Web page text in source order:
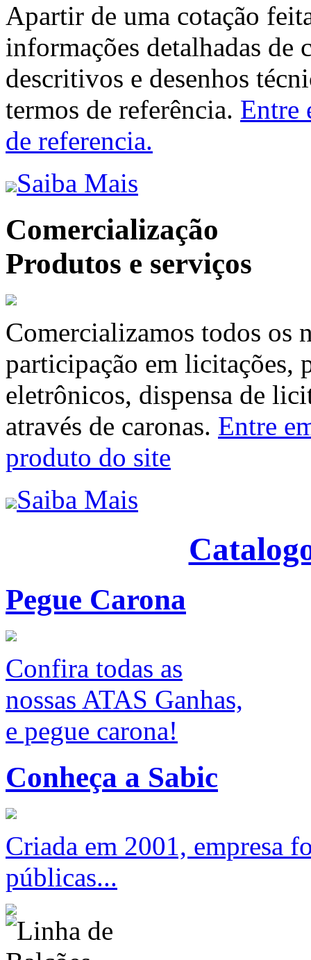
Apartir de uma cotação
informações detalhadas de
descritivos e desenhos
termos de referência. Entre
de referencia.
Saiba Mais
Comercialização
Produtos e serviços
Comercializamos todos os
participação em licitações,
eletrônicos, dispensa de
através de caronas. Entre
produto do site
Saiba Mais
Pegue Carona
Confira todas as
nossas ATAS Ganhas,
e pegue carona!
Conheça a Sabic
Criada em 2001, empresa
públicas...